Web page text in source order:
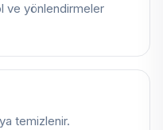
ve yönlendirmeler
temizlenir.